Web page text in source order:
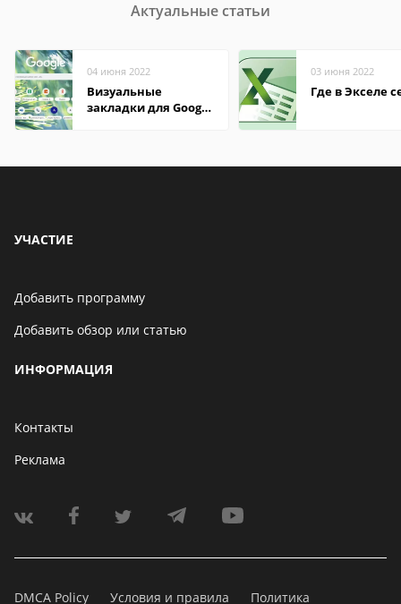
Актуальные статьи
04 июня 2022
Визуальные
закладки для Google
03 июня 2022
Где в Экселе
УЧАСТИЕ
Добавить программу
Добавить обзор или статью
ИНФОРМАЦИЯ
Контакты
Реклама
DMCA Policy Условия и правила Политика